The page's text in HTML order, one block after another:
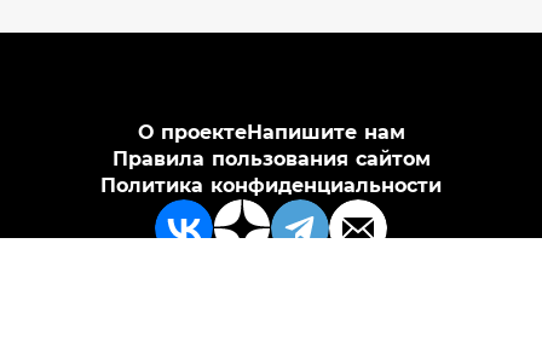
О проектеНапишите нам
Правила пользования сайтом
Политика конфиденциальности